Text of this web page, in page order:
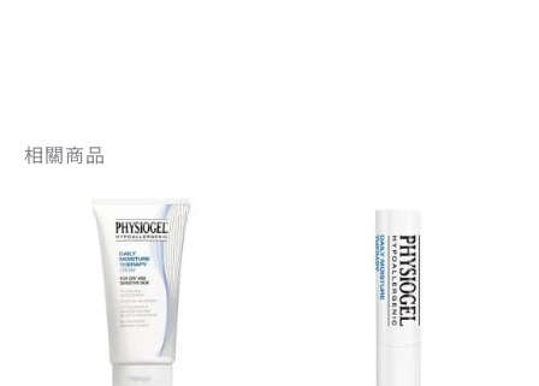
相關商品
始
價
格：
NT$ 999。
始
價
格：
NT$ 450。